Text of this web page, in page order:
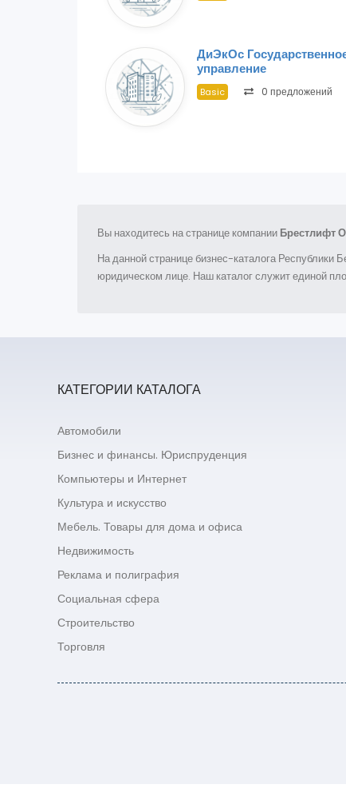
ДиЭкОс
управление
Basic 0 предложений
Вы находитесь на странице компании Брестлифт
На данной странице бизнес-каталога Республики
юридическом лице. Наш каталог служит единой
КАТЕГОРИИ КАТАЛОГА
Автомобили
Бизнес и финансы. Юриспруденция
Компьютеры и Интернет
Культура и искусство
Мебель. Товары для дома и офиса
Недвижимость
Реклама и полиграфия
Социальная сфера
Строительство
Торговля